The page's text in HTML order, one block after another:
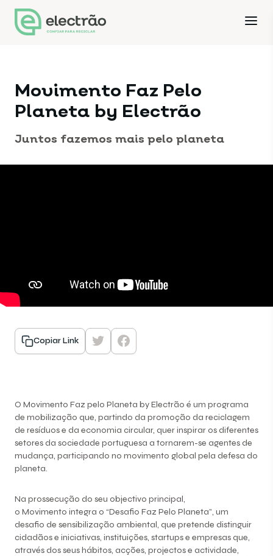
Movimento Faz Pelo
Planeta by Electrão
Juntos fazemos mais pelo planeta
Copiar Link
O Movimento Faz pelo Planeta by Electrão é um programa
de mobilização que, partindo da promoção da reciclagem
de resíduos e da economia circular, quer inspirar os diferentes
setores da sociedade portuguesa a tornarem-se agentes de
mudança, participando no movimento global pela defesa do
planeta.
Na prossecução do seu objectivo principal,
o Movimento integra o “Desafio Faz Pelo Planeta”, um
desafio de sensibilização ambiental, que pretende distinguir
cidadãos e iniciativas, instituições, startups e empresas que,
através dos seus hábitos, acções, projectos e actividade,